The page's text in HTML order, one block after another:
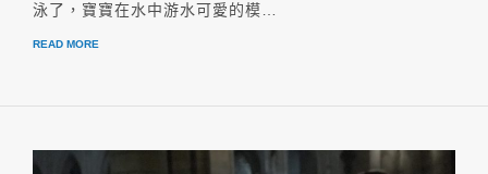
泳了，寶寶在水中游水可愛的模…
READ MORE